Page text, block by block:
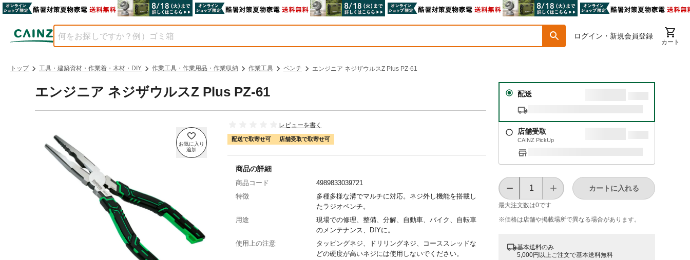
ログイン・新規会員登録
カート
トップ 工具・建築資材・作業着・木材・DIY 作業工具・作業用品・作業収納 作業工具 ペンチ エンジニア ネジザウルスZ Plus PZ-61
エンジニア ネジザウルスZ Plus PZ-61
レビューを書く
配送で取寄せ可 店舗受取で取寄せ可
配送
店舗受取
CAINZ PickUp
最大注文数は0です
カートに入れる
※価格は​店舗や​掲載場所で​異なる​場合が​あります。
基本送料のみ
5,000円以上ご注文で基本送料無料
商品の詳細
商品コード
4989833039721
特徴
多種多様な溝でマルチに対応。ネジ外し機能を搭載し
たラジオペンチ。
用途
現場での修理、整備、分解、自動車、バイク、自転車
のメンテナンス、DIYに。
使用上の注意
タッピングネジ、ドリリングネジ、コーススレッドな
どの硬度が高いネジには使用しないでください。